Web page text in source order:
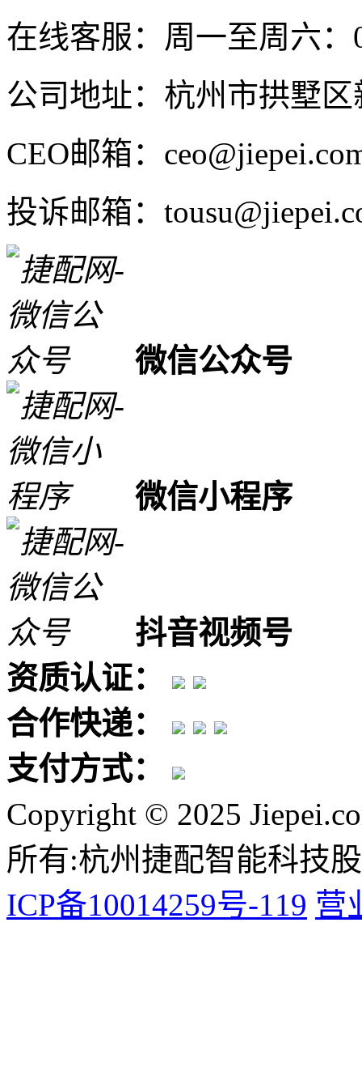
在线客服：周一至周六：
公司地址：杭州市拱墅
CEO邮箱：
投诉邮箱：
微信公众号
微信小程序
抖音视频号
资质认证：
合作快递：
支付方式：
Copyright © 2025
所有:杭州捷配智能科技
ICP备10014259号-119 营